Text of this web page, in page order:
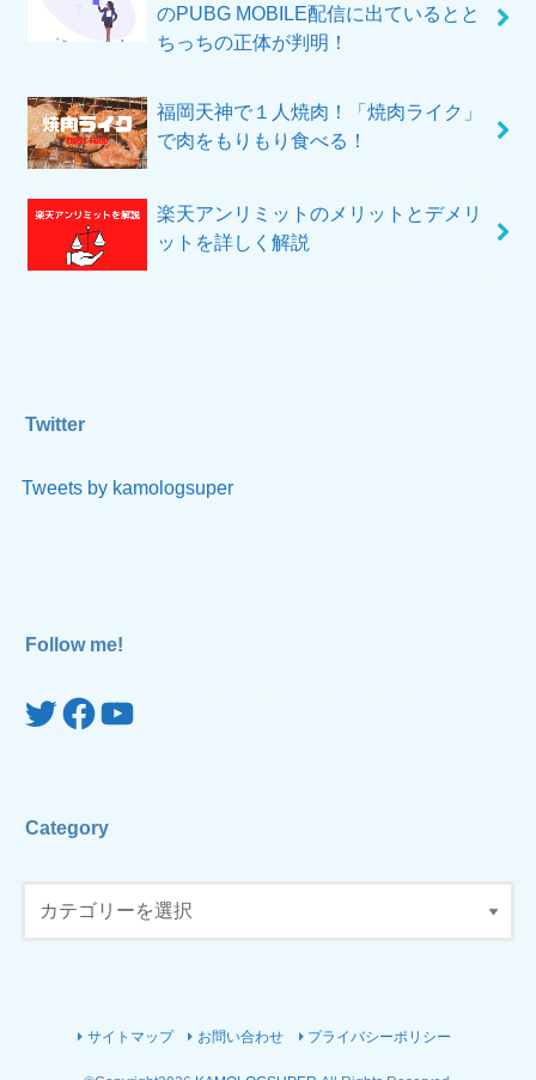
のPUBG MOBILE配信に出ているとと
ちっちの正体が判明！
福岡天神で１人焼肉！「焼肉ライク」
で肉をもりもり食べる！
楽天アンリミットのメリットとデメリ
ットを詳しく解説
Twitter
Tweets by kamologsuper
Follow me!
TwitterFacebook
YouTube
Category
サイトマップ お問い合わせ プライバシーポリシー